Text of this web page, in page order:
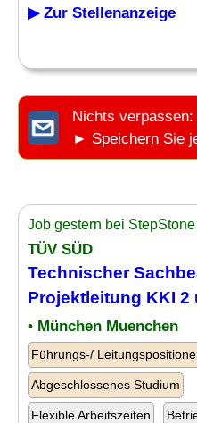
▶ Zur Stellenanzeige
Nichts verpassen:
► Speichern Sie
Job gestern bei
TÜV SÜD
Technischer
Projektleitung KKI 2
• München Muenchen
Führungs-/
Abgeschlossenes Studium
Flexible Arbeitszeiten